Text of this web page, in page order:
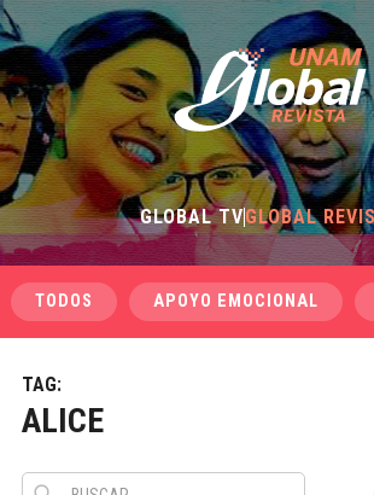
GLOBAL TVGLOBAL
TODOS APOYO EMOCIONAL
TAG:
ALICE